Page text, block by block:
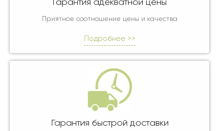
Гарантия адекватной цены
Приятное соотношение цены и качества
Подробнее >>
Гарантия быстрой доставки